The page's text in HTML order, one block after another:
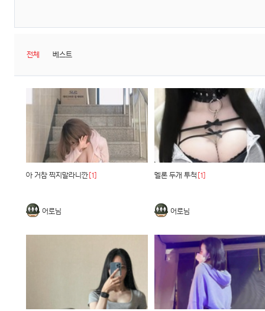
전체 베스트
아 거참 찍지말라니깐 [1]
어로님
멜론 두개 투척 [1]
어로님